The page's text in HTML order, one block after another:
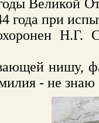
Великой
года при
Н.Г.
нишу,
- не